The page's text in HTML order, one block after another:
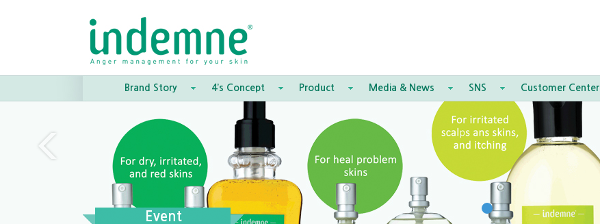
Brand Story 4’s Concept Product Media & News SNS Customer Center
Event